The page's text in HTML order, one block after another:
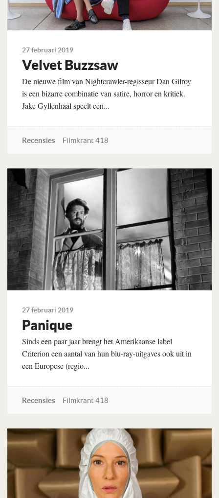
27 februari 2019
Velvet Buzzsaw
De nieuwe film van Nightcrawler-regisseur Dan Gilroy
is een bizarre combinatie van satire, horror en kritiek.
Jake Gyllenhaal speelt een...
Recensies Filmkrant 418
Lees verder
27 februari 2019
Panique
Sinds een paar jaar brengt het Amerikaanse label
Criterion een aantal van hun blu-ray-­uitgaves ook uit in
een Europese (regio...
Recensies Filmkrant 418
Lees verder